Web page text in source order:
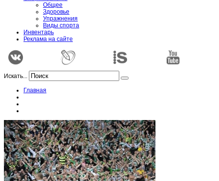
Общее
Здоровье
Упражнения
Виды спорта
Инвентарь
Реклама на сайте
Искать...
Главная